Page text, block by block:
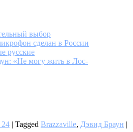
выбор
сделан в России
русские
«Не могу жить в Лос-
| Tagged Brazzaville, Дэвид Браун |